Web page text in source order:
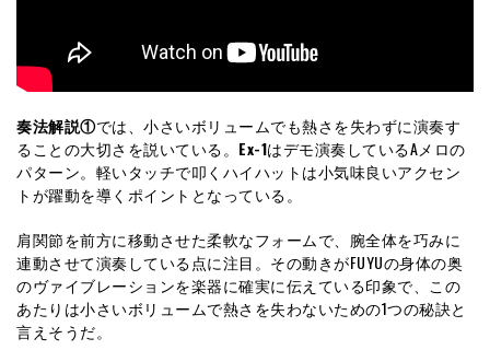
奏法解説①では、小さいボリュームでも熱さを失わずに演奏す
ることの大切さを説いている。 Ex-1はデモ演奏しているAメロの
パターン。軽いタッチで叩くハイハットは小気味良いアクセン
トが躍動を導くポイントとなっている。
肩関節を前方に移動させた柔軟なフォームで、腕全体を巧みに
連動させて演奏している点に注目。その動きがFUYUの身体の奥
のヴァイブレーションを楽器に確実に伝えている印象で、この
あたりは小さいボリュームで熱さを失わないための1つの秘訣と
言えそうだ。